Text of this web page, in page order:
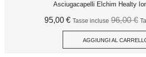
Asciugacapelli Elchim Healty
95,00 € Tasse incluse 96,00 €
AGGIUNGI AL